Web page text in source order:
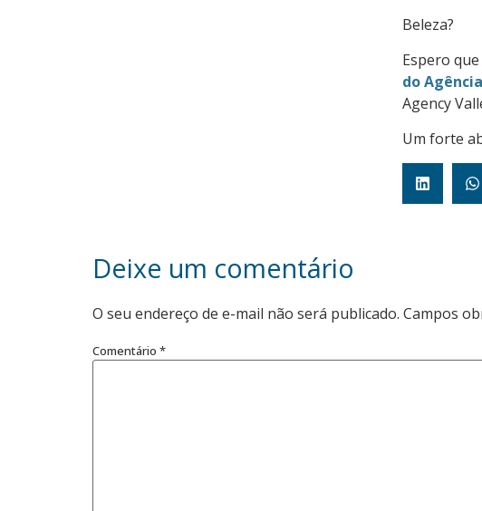
Beleza?
Espero
do
Agency
Um forte
Deixe um comentário
O seu endereço de e-mail não será publicado. Campos
Comentário *